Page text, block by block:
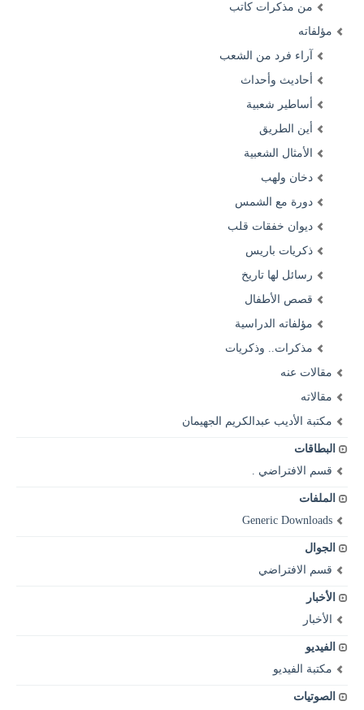
من مذكرات كاتب
مؤلفاته
آراء فرد من الشعب
أحاديث وأحداث
أساطير شعبية
أين الطريق
الأمثال الشعبية
دخان ولهب
دورة مع الشمس
ديوان خفقات قلب
ذكريات باريس
رسائل لها تاريخ
قصص الأطفال
مؤلفاته الدراسية
مذكرات.. وذكريات
مقالات عنه
مقالاته
مكتبة الأديب عبدالكريم الجهيمان
البطاقات
قسم الافتراضي .
الملفات
الجوال
قسم الافتراضي
الأخبار
الأخبار
الفيديو
مكتبة الفيديو
الصوتيات